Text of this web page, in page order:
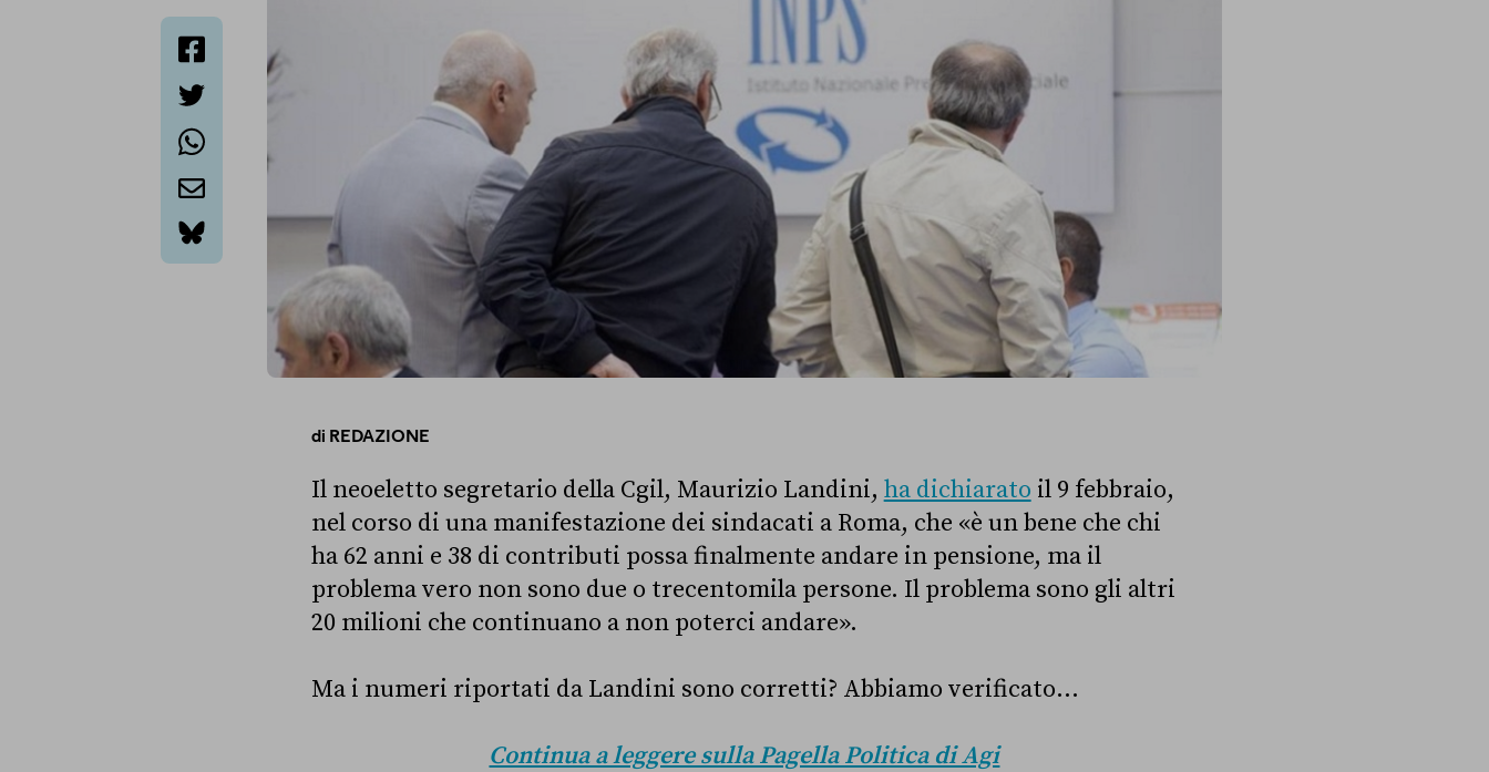
bluesky
di REDAZIONE
Il neoeletto segretario della Cgil, Maurizio Landini, ha dichiarato il 9 febbraio,
nel corso di una manifestazione dei sindacati a Roma, che «è un bene che chi
ha 62 anni e 38 di contributi possa finalmente andare in pensione, ma il
problema vero non sono due o trecentomila persone. Il problema sono gli altri
20 milioni che continuano a non poterci andare».
Ma i numeri riportati da Landini sono corretti? Abbiamo verificato…
Continua a leggere sulla Pagella Politica di Agi